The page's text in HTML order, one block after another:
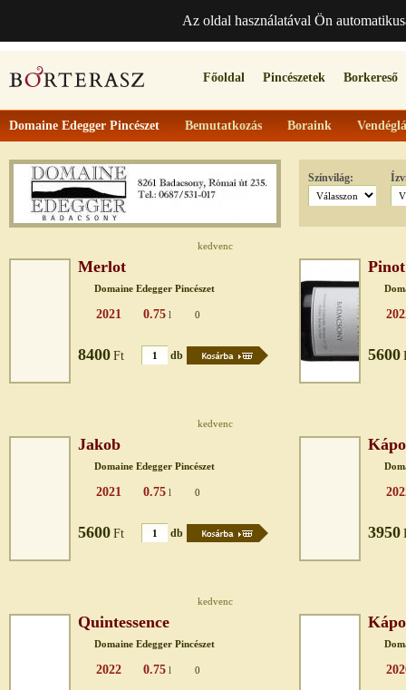
Az oldal használatával Ön
Főoldal Pincészetek Borkereső
Domaine Edegger Pincészet Bemutatkozás Boraink
Színvilág:
kedvenc
Merlot
Domaine Edegger Pincészet
2021 0.75 l 0
8400 Ft db 5600
kedvenc
Jakob
Domaine Edegger Pincészet
2021 0.75 l 0
5600 Ft db 3950
kedvenc
Quintessence
Domaine Edegger Pincészet
2022 0.75 l 0